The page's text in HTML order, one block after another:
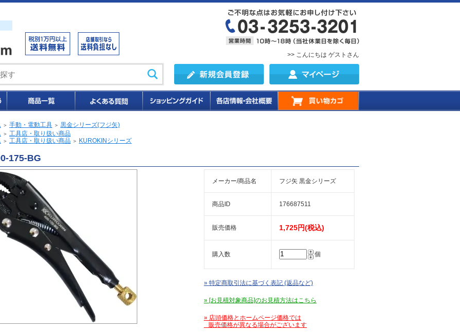
>> こんにちは ゲストさん
＞ 手動・電動工具 ＞ 黒金シリーズ(フジ矢)
＞ 工具店・取り扱い商品
＞ 工具店・取り扱い商品 ＞ KUROKINシリーズ
175-BG
メーカー/商品名 フジ矢 黒金シリーズ
商品ID 176687511
販売価格 1,725円(税込)
購入数 個
» 特定商取引法に基づく表記 (返品など)
» [お見積対象商品]のお見積方法はこちら
» 店頭価格とホームページ価格では
販売価格が異なる場合がございます